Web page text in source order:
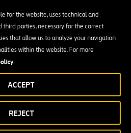
for the website, uses technical and
third parties, necessary for the correct
that allow us to analyze your navigation
within the website. For more
.
REJECT
ACCEPT
FER.MC CHIX 1.569
FER.MC XMAD
FER.MC AQXE 329